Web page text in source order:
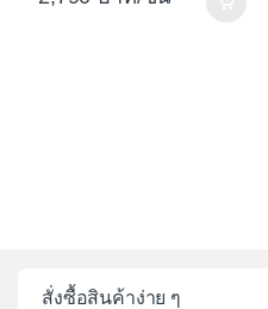
สั่งซื้อสินค้าง่าย ๆ